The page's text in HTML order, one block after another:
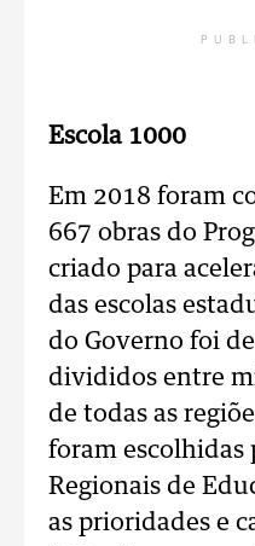
Escola 1000
Em 2018 foram
667 obras do
criado para
das escolas
do Governo foi
divididos entre
de todas as
foram escolhidas
Regionais de
as prioridades e